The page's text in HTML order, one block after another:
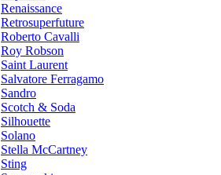
Renaissance
Retrosuperfuture
Roberto Cavalli
Roy Robson
Saint Laurent
Salvatore Ferragamo
Sandro
Scotch & Soda
Silhouette
Solano
Stella McCartney
Sting